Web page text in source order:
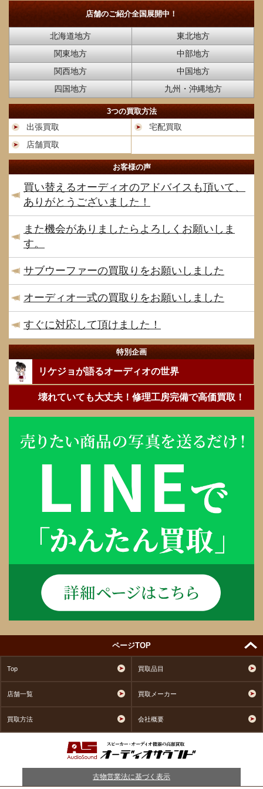
店舗のご紹介全国展開中！
北海道地方
東北地方
関東地方
中部地方
関西地方
中国地方
四国地方
九州・沖縄地方
3つの買取方法
出張買取
宅配買取
店舗買取
お客様の声
買い替えるオーディオのアドバイスも頂いて、
ありがとうございました！
また機会がありましたらよろしくお願いしま
す。
サブウーファーの買取りをお願いしました
オーディオ一式の買取りをお願いしました
すぐに対応して頂けました！
特別企画
リケジョが語るオーディオの世界
壊れていても大丈夫！修理工房完備で高価買取！
ページTOP
Top 買取品目
店舗一覧 買取メーカー
買取方法 会社概要
古物営業法に基づく表示